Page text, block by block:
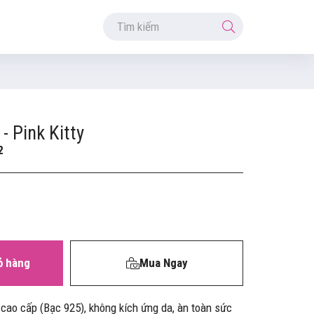
Pink Kitty
hàng Mua Ngay
cấp (Bạc 925), không kích ứng da, àn toàn sức